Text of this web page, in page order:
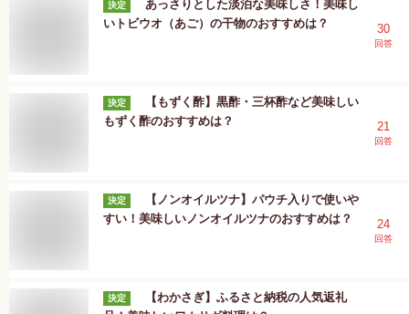
決定
あっさりとした淡泊な美味しさ！美味し
いトビウオ（あご）の干物のおすすめは？
30
回答
決定
【もずく酢】黒酢・三杯酢など美味しい
もずく酢のおすすめは？
21
回答
決定
【ノンオイルツナ】パウチ入りで使いや
すい！美味しいノンオイルツナのおすすめは？
24
回答
決定
【わかさぎ】ふるさと納税の人気返礼